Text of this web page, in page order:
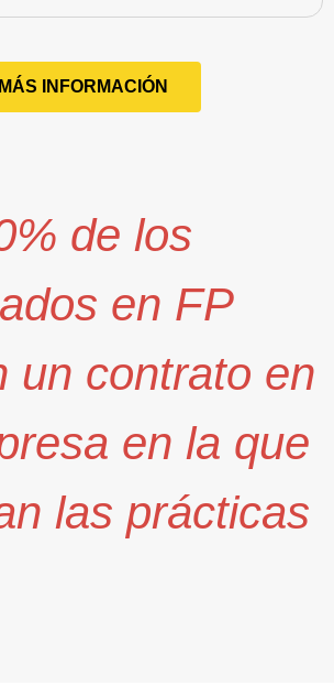
MÁS INFORMACIÓN
de los
en FP
un contrato en
en la que
las prácticas